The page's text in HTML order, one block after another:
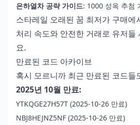
은하열차 공략 가이드: 1000 성옥 추첨
스타레일 오래된 꿈 최저가 구매에
처리 속도와 안전한 거래로 유저들
요.
만료된 코드 아카이브
혹시 모르니까 최근 만료된 코드들
2025년 10월 만료:
YTKQGE27H57T (2025-10-26 만료)
NBJ8HEJNZ5NF (2025-10-26 만료)